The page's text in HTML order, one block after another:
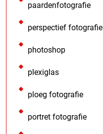
paardenfotografie
perspectief fotografie
photoshop
plexiglas
ploeg fotografie
portret fotografie